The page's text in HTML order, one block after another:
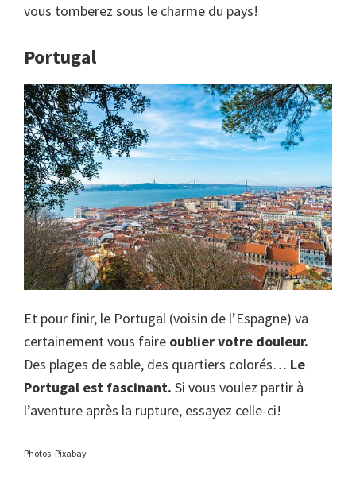
vous tomberez sous le charme du pays!
Portugal
Et pour finir, le Portugal (voisin de l’Espagne) va
certainement vous faire oublier votre douleur.
Des plages de sable, des quartiers colorés… Le
Portugal est fascinant. Si vous voulez partir à
l’aventure après la rupture, essayez celle-ci!
Photos: Pixabay